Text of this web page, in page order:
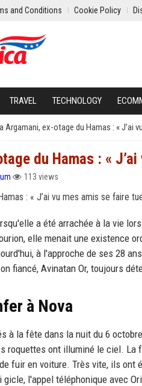
and Conditions Cookie Policy
TRAVEL TECHNOLOGY
Argamani, ex-otage du Hamas : « J’ai
du Hamas : «
113 views
a été arrachée à la vie
elle menait une existence
à l'approche de ses 28
fiancé, Avinatan Or, toujours
à Nova
à la fête dans la nuit du 6
roquettes ont illuminé le ciel.
fuir en voiture. Très vite, ils
l'appel téléphonique avec